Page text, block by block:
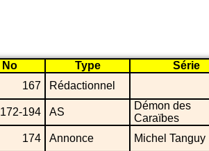
No Type Série
167
Rédactionnel
172-194
AS
Démon des
Caraïbes
174
Annonce Michel Tanguy